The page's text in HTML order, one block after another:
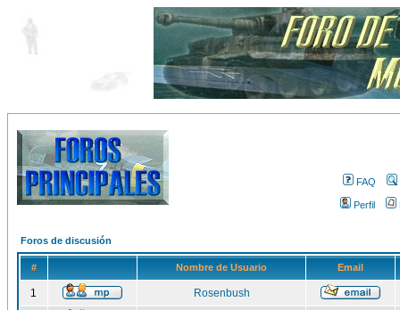
FAQ
Perfil
Foros de discusión
# Nombre de Usuario Email
1 Rosenbush